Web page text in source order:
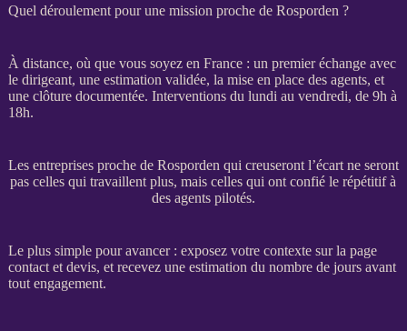
Quel déroulement pour une mission proche de Rosporden ?
À distance, où que vous soyez en France : un premier échange avec
le dirigeant, une estimation validée, la mise en place des agents, et
une clôture documentée. Interventions du lundi au vendredi, de 9h à
18h.
Les entreprises proche de Rosporden qui creuseront l’écart ne seront
pas celles qui travaillent plus, mais celles qui ont confié le répétitif à
des agents pilotés.
Le plus simple pour avancer : exposez votre contexte sur la page
contact et devis, et recevez une estimation du nombre de jours avant
tout engagement.